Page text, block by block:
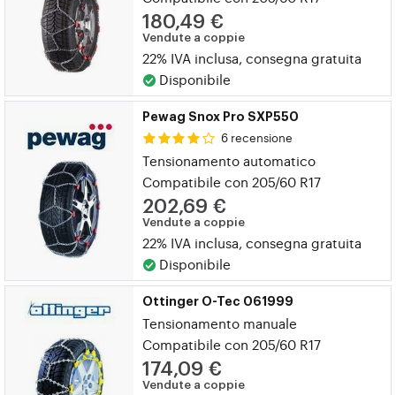
180,49 €
Vendute a coppie
22% IVA inclusa, consegna gratuita
Disponibile
Pewag Snox Pro SXP550
6 recensione
Tensionamento automatico
Compatibile con 205/60 R17
202,69 €
Vendute a coppie
22% IVA inclusa, consegna gratuita
Disponibile
Ottinger O-Tec 061999
Tensionamento manuale
Compatibile con 205/60 R17
174,09 €
Vendute a coppie